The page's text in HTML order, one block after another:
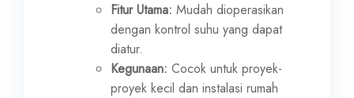
Fitur Utama: Mudah dioperasikan
dengan kontrol suhu yang dapat
diatur.
Kegunaan: Cocok untuk proyek-
proyek kecil dan instalasi rumah